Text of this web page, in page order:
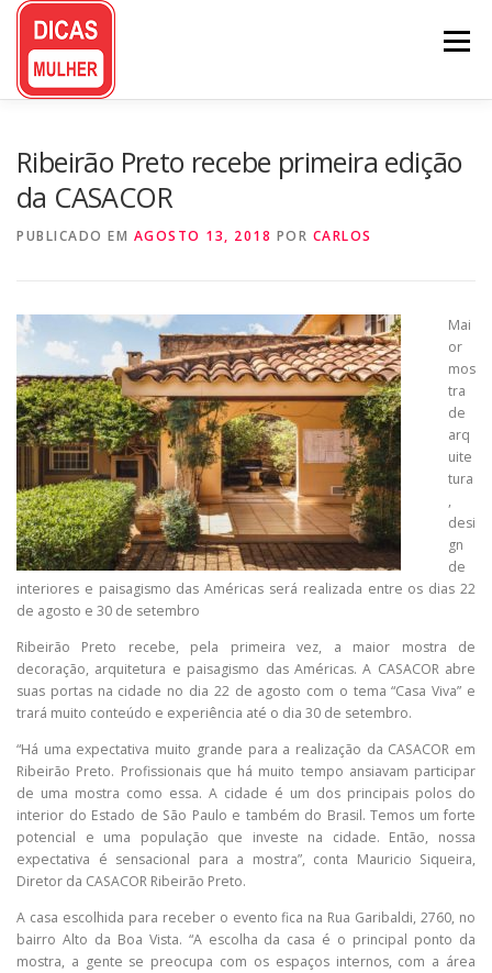
Pular
conteúdo
Menu
Ribeirão Preto recebe primeira edição
da CASACOR
PUBLICADO EM AGOSTO 13, 2018 POR CARLOS
Mai
or
mos
tra
de
arq
uite
tura
,
desi
gn
de
interiores e paisagismo das Américas será realizada entre os dias 22
de agosto e 30 de setembro
Ribeirão Preto recebe, pela primeira vez, a maior mostra de
decoração, arquitetura e paisagismo das Américas. A CASACOR abre
suas portas na cidade no dia 22 de agosto com o tema “Casa Viva” e
trará muito conteúdo e experiência até o dia 30 de setembro.
“Há uma expectativa muito grande para a realização da CASACOR em
Ribeirão Preto. Profissionais que há muito tempo ansiavam participar
de uma mostra como essa. A cidade é um dos principais polos do
interior do Estado de São Paulo e também do Brasil. Temos um forte
potencial e uma população que investe na cidade. Então, nossa
expectativa é sensacional para a mostra”, conta Mauricio Siqueira,
Diretor da CASACOR Ribeirão Preto.
A casa escolhida para receber o evento fica na Rua Garibaldi, 2760, no
bairro Alto da Boa Vista. “A escolha da casa é o principal ponto da
mostra, a gente se preocupa com os espaços internos, com a área